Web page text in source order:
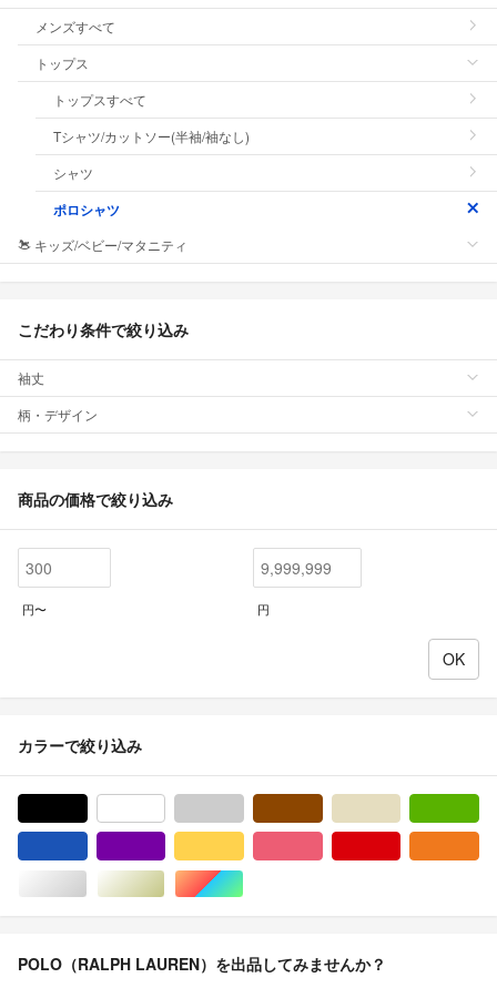
メンズすべて
トップス
トップスすべて
Tシャツ/カットソー(半袖/袖なし)
シャツ
ポロシャツ
キッズ/ベビー/マタニティ
こだわり条件で絞り込み
袖丈
柄・デザイン
商品の価格で絞り込み
円〜 円
カラーで絞り込み
シルバー/銀色系ゴールド/金色系マルチカラー
POLO（RALPH LAUREN）を出品してみませんか？